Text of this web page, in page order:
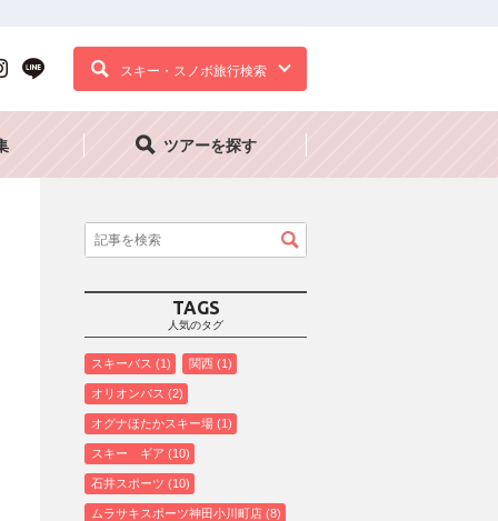
スキー・スノボ旅行検索
ツアーを探す
TAGS
人気のタグ
スキーバス 1 関西 1
オリオンバス 2
オグナほたかスキー場 1
スキー ギア 10
石井スポーツ 10
ムラサキスポーツ神田小川町店 8